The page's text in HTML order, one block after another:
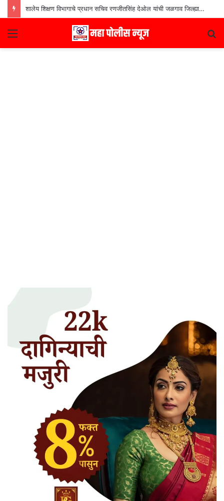
शालेय शिक्षण विभागाचे प्रधान सचिव रणजीतसिंह देओल यांची जळगाव जिल्ह्यातील शाळांना भेट
Menu